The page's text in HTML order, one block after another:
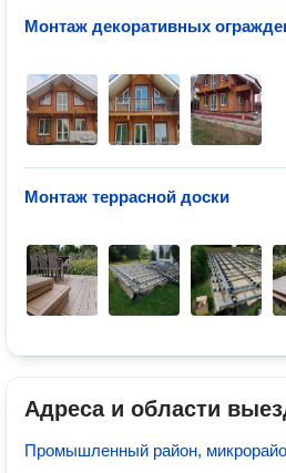
Монтаж декоративных
Монтаж террасной доски
Адреса и области
Промышленный район,